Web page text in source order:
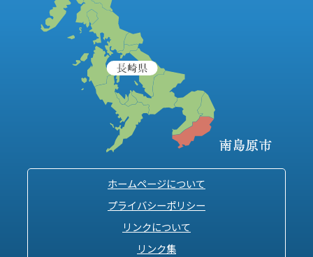
ホームページについて
プライバシーポリシー
リンクについて
リンク集